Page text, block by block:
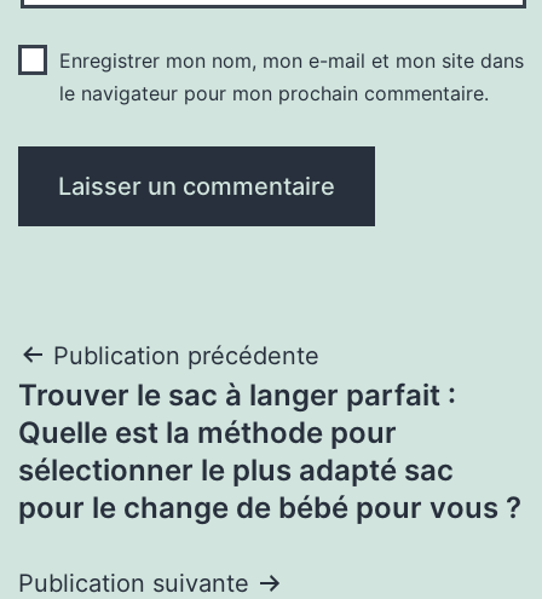
Enregistrer mon nom, mon e-mail et mon site dans
le navigateur pour mon prochain commentaire.
Navigation
de
l’article
Publication précédente
Trouver le sac à langer parfait :
Quelle est la méthode pour
sélectionner le plus adapté sac
pour le change de bébé pour vous ?
Publication suivante